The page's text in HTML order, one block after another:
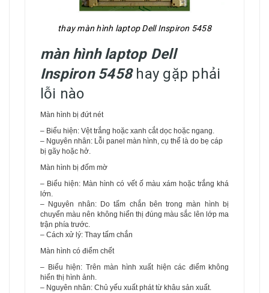
thay màn hình laptop Dell Inspiron 5458
màn hình laptop Dell
Inspiron 5458hay gặp phải
lỗi nào
Màn hình bị đứt nét
– Biểu hiện: Vệt trắng hoặc xanh cắt dọc hoặc ngang.
– Nguyên nhân: Lỗi panel màn hình, cụ thể là do bẹ cáp
bị gãy hoặc hở.
Màn hình bị đốm mờ
– Biểu hiện: Màn hình có vết ố màu xám hoặc trắng khá
lớn.
– Nguyên nhân: Do tấm chắn bên trong màn hình bị
chuyển màu nên không hiển thị đúng màu sắc lên lớp ma
trận phía trước.
– Cách xử lý: Thay tấm chắn
Màn hình có điểm chết
– Biểu hiện: Trên màn hình xuất hiện các điểm không
hiển thị hình ảnh.
– Nguyên nhân: Chủ yếu xuất phát từ khâu sản xuất.